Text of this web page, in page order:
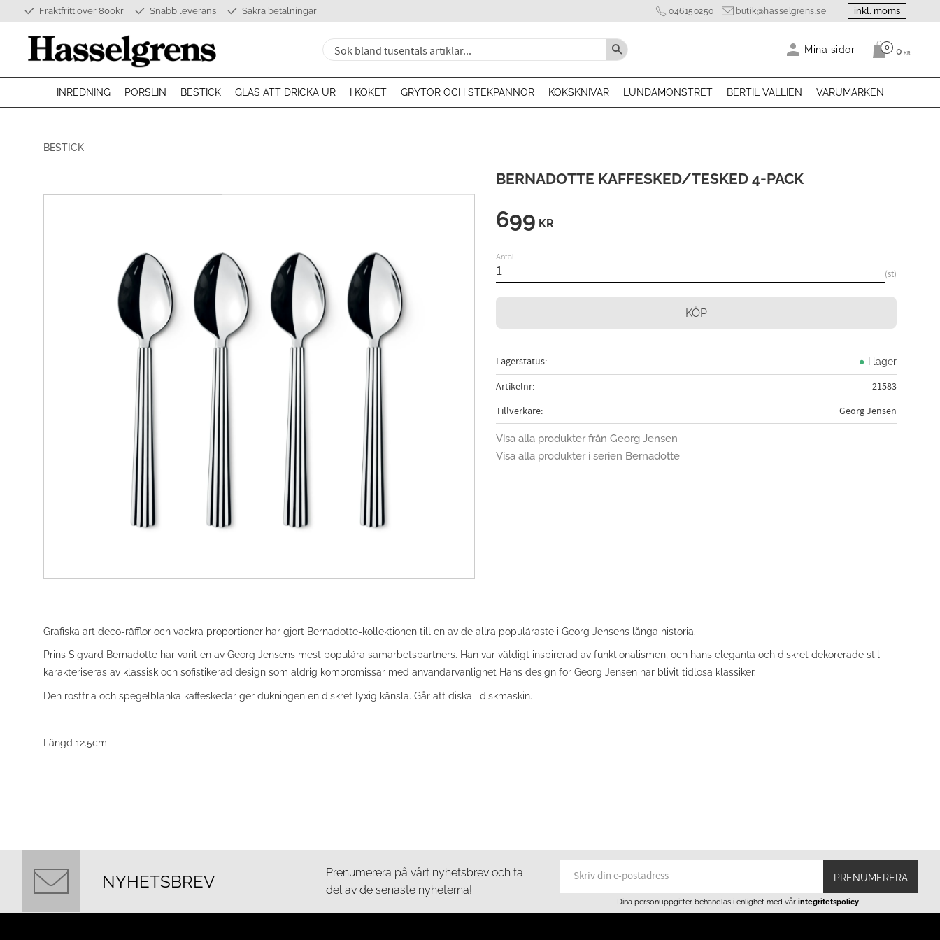
Fraktfritt över 800kr Snabb leverans Säkra betalningar 046150250 butik@hasselgrens.se inkl. moms
Mina sidor Antal
0 0 KR
INREDNING PORSLIN BESTICK GLAS ATT DRICKA UR I KÖKET GRYTOR OCH STEKPANNOR KÖKSKNIVAR LUNDAMÖNSTRET BERTIL VALLIEN VARUMÄRKEN
BESTICK
BERNADOTTE KAFFESKED/TESKED 4-PACK
699 KR
Antal
st
KÖP
Lagerstatus I lager
Artikelnr
21583
Tillverkare
Georg Jensen
Visa alla produkter från Georg Jensen
Visa alla produkter i serien Bernadotte
Grafiska art deco-räfflor och vackra proportioner har gjort Bernadotte-kollektionen till en av de allra populäraste i Georg Jensens långa historia.
Prins Sigvard Bernadotte har varit en av Georg Jensens mest populära samarbetspartners. Han var väldigt inspirerad av funktionalismen, och hans eleganta och diskret dekorerade stil
karakteriseras av klassisk och sofistikerad design som aldrig kompromissar med användarvänlighet Hans design för Georg Jensen har blivit tidlösa klassiker.
Den rostfria och spegelblanka kaffeskedar ger dukningen en diskret lyxig känsla. Går att diska i diskmaskin.
Längd 12.5cm
NYHETSBREV
Prenumerera på vårt nyhetsbrev och ta
del av de senaste nyheterna!
PRENUMERERA
Dina personuppgifter behandlas i enlighet med vår integritetspolicy.